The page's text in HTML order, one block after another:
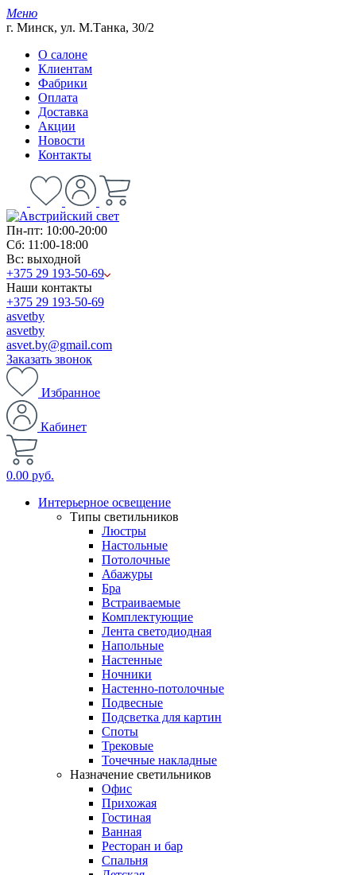
Меню
г. Минск, ул. М.Танка, 30/2
О салоне
Клиентам
Фабрики
Оплата
Доставка
Акции
Новости
Контакты
Пн-пт: 10:00-20:00
Сб: 11:00-18:00
Вс: выходной
+375 29 193-50-69
Наши контакты
+375 29 193-50-69
asvetby
asvetby
asvet.by@gmail.com
Заказать звонок
Избранное
Кабинет
0.00 руб.
Интерьерное освещение
Типы светильников
Люстры
Настольные
Потолочные
Абажуры
Бра
Встраиваемые
Комплектующие
Лента светодиодная
Напольные
Настенные
Ночники
Настенно-потолочные
Подвесные
Подсветка для картин
Споты
Трековые
Точечные накладные
Назначение светильников
Офис
Прихожая
Гостиная
Ванная
Ресторан и бар
Спальня